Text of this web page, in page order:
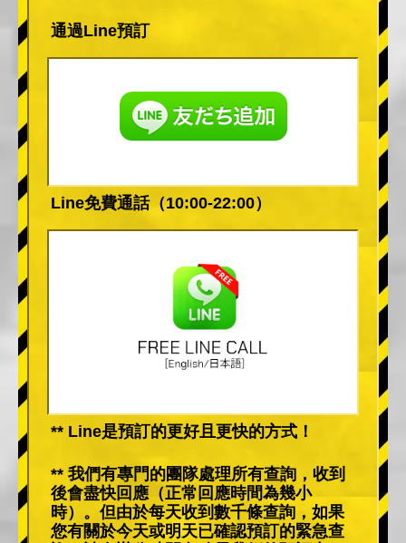
通過Line預訂
Line免費通話（10:00-22:00）
** Line是預訂的更好且更快的方式！
** 我們有專門的團隊處理所有查詢，收到
後會盡快回應（正常回應時間為幾小
時）。但由於每天收到數千條查詢，如果
您有關於今天或明天已確認預訂的緊急查